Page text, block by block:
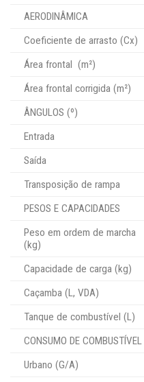
AERODINÂMICA
Coeficiente de arrasto (Cx)
Área frontal (m²)
Área frontal corrigida (m²)
ÂNGULOS (º)
Entrada
Saída
Transposição de rampa
PESOS E CAPACIDADES
Peso em ordem de marcha
(kg)
Capacidade de carga (kg)
Caçamba (L, VDA)
Tanque de combustível (L)
CONSUMO DE
Urbano (G/A)